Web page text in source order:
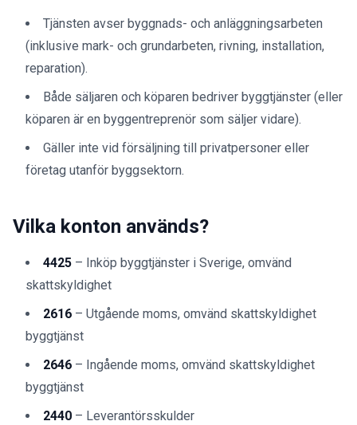
Tjänsten avser byggnads- och anläggningsarbeten
(inklusive mark- och grundarbeten, rivning, installation,
reparation).
Både säljaren och köparen bedriver byggtjänster (eller
köparen är en byggentreprenör som säljer vidare).
Gäller inte vid försäljning till privatpersoner eller
företag utanför byggsektorn.
Vilka konton används?
4425 – Inköp byggtjänster i Sverige, omvänd
skattskyldighet
2616 – Utgående moms, omvänd skattskyldighet
byggtjänst
2646 – Ingående moms, omvänd skattskyldighet
byggtjänst
2440 – Leverantörsskulder